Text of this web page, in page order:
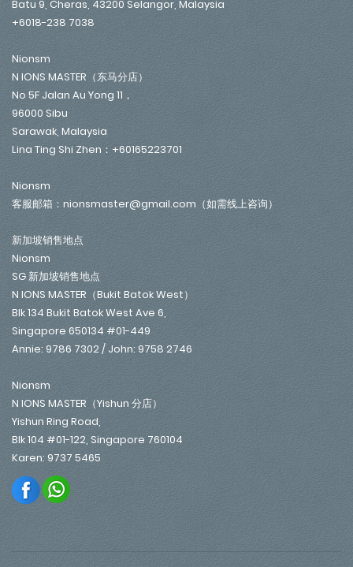
Batu 9, Cheras, 43200 Selangor, Malaysia
+6018-238 7038
Nionsm
N IONS MASTER（东马分店）
No 5F Jalan Au Yong 11，
96000 Sibu
Sarawak, Malaysia
Lina Ting Shi Zhen：+60165223701
Nionsm
客服邮箱：nionsmaster@gmail.com（如需线上咨询）
新加坡销售地点
Nionsm
SG 新加坡销售地点
N IONS MASTER（Bukit Batok West）
Blk 134 Bukit Batok West Ave 6,
Singapore 650134 #01-449
Annie: 9786 7302 / John: 9758 2746
Nionsm
N IONS MASTER（Yishun 分店）
Yishun Ring Road,
Blk 104 #01-122, Singapore 760104
Karen: 9737 5465